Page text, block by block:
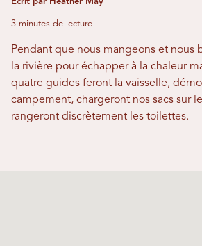
Écrit par Heather May
3 minutes de lecture
Pendant que nous mangeons et nous
la rivière pour échapper à la chaleur
quatre guides feront la vaisselle,
campement, chargeront nos sacs sur
rangeront discrètement les toilettes.